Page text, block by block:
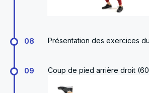
08 Présentation des exercices
09 Coup de pied arrière droit